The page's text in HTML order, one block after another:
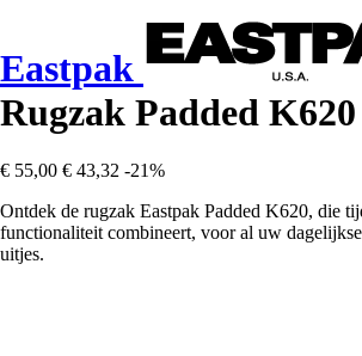
Eastpak
Rugzak Padded K620
€ 55,00 € 43,32 -21%
Ontdek de rugzak Eastpak Padded K620, die
functionaliteit combineert, voor al uw
uitjes.